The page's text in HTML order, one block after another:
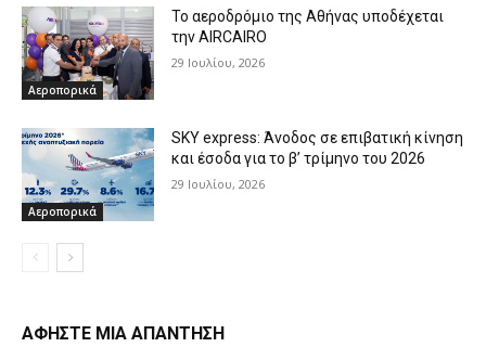
Αεροπορικά
Το αεροδρόμιο της Αθήνας υποδέχεται
την AIRCAIRO
29 Ιουλίου, 2026
Αεροπορικά
SKY express: Άνοδος σε επιβατική κίνηση
και έσοδα για το β’ τρίμηνο του 2026
29 Ιουλίου, 2026
ΑΦΗΣΤΕ ΜΙΑ ΑΠΑΝΤΗΣΗ